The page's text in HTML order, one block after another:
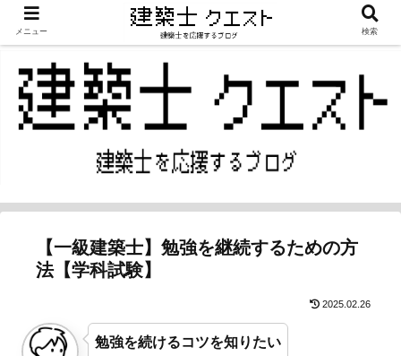
【一級建築士】勉強を継続するための方
法【学科試験】
2025.02.26
勉強を続けるコツを知りたい
メニュー 検索